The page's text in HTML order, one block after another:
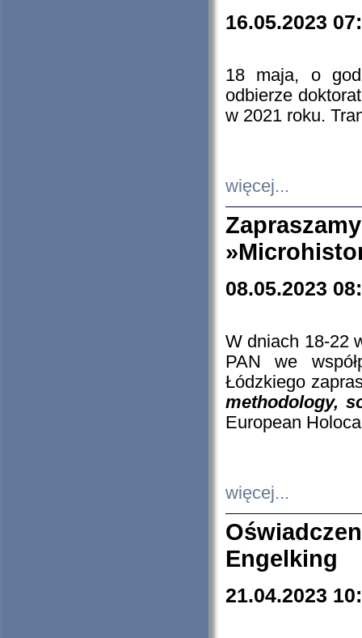
16.05.2023
18 maja, o
odbierze
w 2021 roku.
więcej...
08.05.2023
W dniach 18-22
PAN we
Łódzkiego
methodology,
European
więcej...
Engelking
21.04.2023